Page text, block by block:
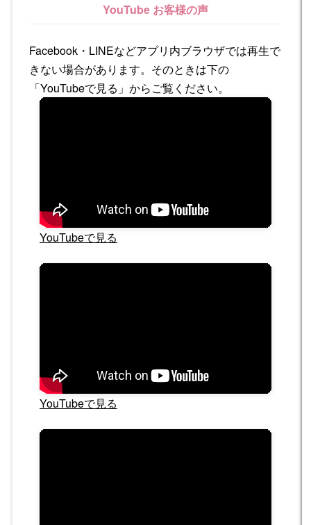
YouTube お客様の声
Facebook・LINEなどアプリ内ブラウザでは再生で
きない場合があります。そのときは下の
「YouTubeで見る」からご覧ください。
YouTubeで見る
YouTubeで見る